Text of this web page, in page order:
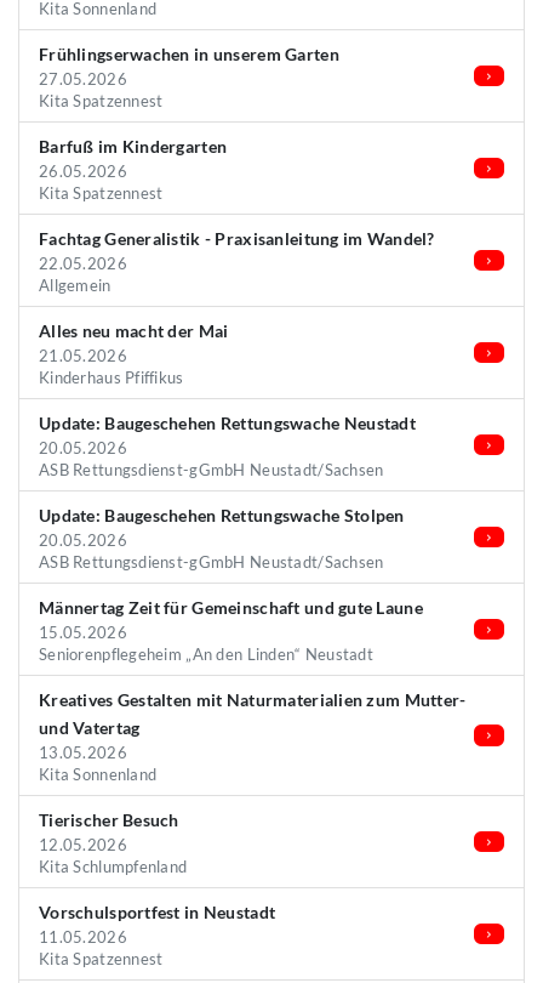
Kita Sonnenland
Frühlingserwachen in unserem Garten
27.05.2026
Kita Spatzennest
Barfuß im Kindergarten
26.05.2026
Kita Spatzennest
Fachtag Generalistik - Praxisanleitung im Wandel?
22.05.2026
Allgemein
Alles neu macht der Mai
21.05.2026
Kinderhaus Pfiffikus
Update: Baugeschehen Rettungswache Neustadt
20.05.2026
ASB Rettungsdienst-gGmbH Neustadt/Sachsen
Update: Baugeschehen Rettungswache Stolpen
20.05.2026
ASB Rettungsdienst-gGmbH Neustadt/Sachsen
Männertag Zeit für Gemeinschaft und gute Laune
15.05.2026
Seniorenpflegeheim „An den Linden“ Neustadt
Kreatives Gestalten mit Naturmaterialien zum Mutter-
und Vatertag
13.05.2026
Kita Sonnenland
Tierischer Besuch
12.05.2026
Kita Schlumpfenland
Vorschulsportfest in Neustadt
11.05.2026
Kita Spatzennest